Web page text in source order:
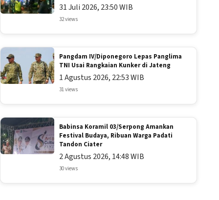
31 Juli 2026, 23:50 WIB
32 views
Pangdam IV/Diponegoro Lepas Panglima
TNI Usai Rangkaian Kunker di Jateng
1 Agustus 2026, 22:53 WIB
31 views
Babinsa Koramil 03/Serpong Amankan
Festival Budaya, Ribuan Warga Padati
Tandon Ciater
2 Agustus 2026, 14:48 WIB
30 views